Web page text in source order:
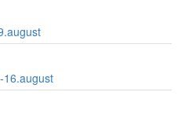
16.august